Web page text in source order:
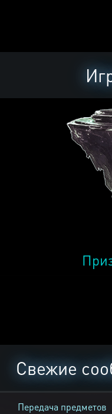
Свежие
Передача предметов